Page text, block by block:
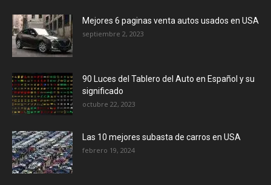
Mejores 6 paginas venta autos usados en USA
septiembre 2, 2023
90 Luces del Tablero del Auto en Español y su
significado
octubre 22, 2023
Las 10 mejores subasta de carros en USA
febrero 19, 2024